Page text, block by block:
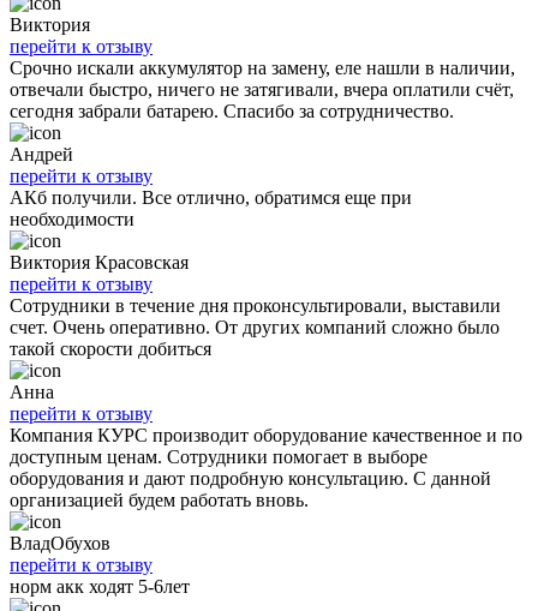
Виктория
перейти к отзыву
Срочно искали аккумулятор на замену, еле нашли в наличии,
отвечали быстро, ничего не затягивали, вчера оплатили счёт,
сегодня забрали батарею. Спасибо за сотрудничество.
Андрей
перейти к отзыву
АКб получили. Все отлично, обратимся еще при
необходимости
Виктория Красовская
перейти к отзыву
Сотрудники в течение дня проконсультировали, выставили
счет. Очень оперативно. От других компаний сложно было
такой скорости добиться
Анна
перейти к отзыву
Компания КУРС производит оборудование качественное и по
доступным ценам. Сотрудники помогает в выборе
оборудования и дают подробную консультацию. С данной
организацией будем работать вновь.
ВладОбухов
перейти к отзыву
норм акк ходят 5-6лет